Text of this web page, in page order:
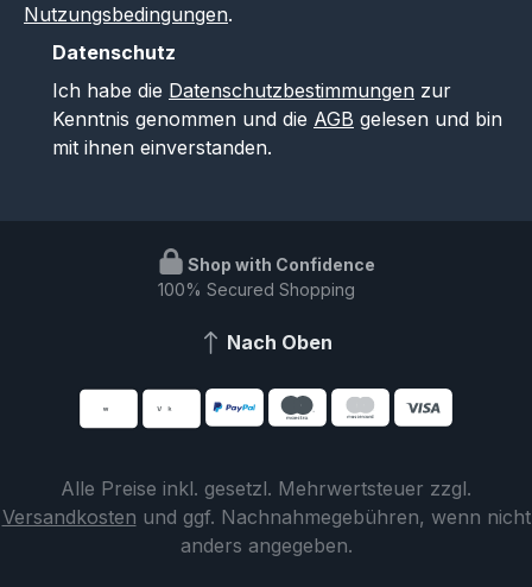
Nutzungsbedingungen.
Datenschutz
Ich habe die Datenschutzbestimmungen zur
Kenntnis genommen und die AGB gelesen und bin
mit ihnen einverstanden.
Shop with Confidence
100% Secured Shopping
Nach Oben
Alle Preise inkl. gesetzl. Mehrwertsteuer zzgl.
Versandkosten und ggf. Nachnahmegebühren, wenn nicht
anders angegeben.